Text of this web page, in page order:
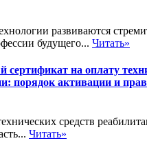
развиваются
будущего... Читать»
сертификат на оплату
порядок активации и
средств
Читать»